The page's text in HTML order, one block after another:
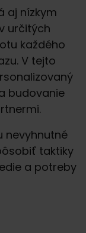
aj nízkym
určitých
každého
V tejto
budovanie
nevyhnutné
taktiky
a potreby